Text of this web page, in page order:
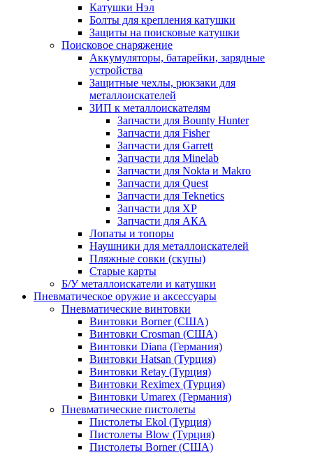
Катушки Нэл
Болты для крепления катушки
Защиты на поисковые катушки
Поисковое снаряжение
Аккумуляторы, батарейки, зарядные
устройства
Защитные чехлы, рюкзаки для
металлоискателей
ЗИП к металлоискателям
Запчасти для Bounty Hunter
Запчасти для Fisher
Запчасти для Garrett
Запчасти для Minelab
Запчасти для Nokta и Makro
Запчасти для Quest
Запчасти для Teknetics
Запчасти для XP
Запчасти для АКА
Лопаты и топоры
Наушники для металлоискателей
Пляжные совки (скупы)
Старые карты
Б/У металлоискатели и катушки
Пневматическое оружие и аксессуары
Пневматические винтовки
Винтовки Borner (США)
Винтовки Crosman (США)
Винтовки Diana (Германия)
Винтовки Hatsan (Турция)
Винтовки Retay (Турция)
Винтовки Reximex (Турция)
Винтовки Umarex (Германия)
Пневматические пистолеты
Пистолеты Ekol (Турция)
Пистолеты Blow (Турция)
Пистолеты Borner (США)